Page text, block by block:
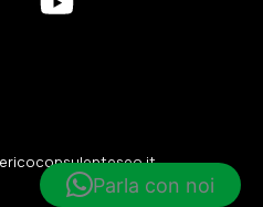
Parla con noi